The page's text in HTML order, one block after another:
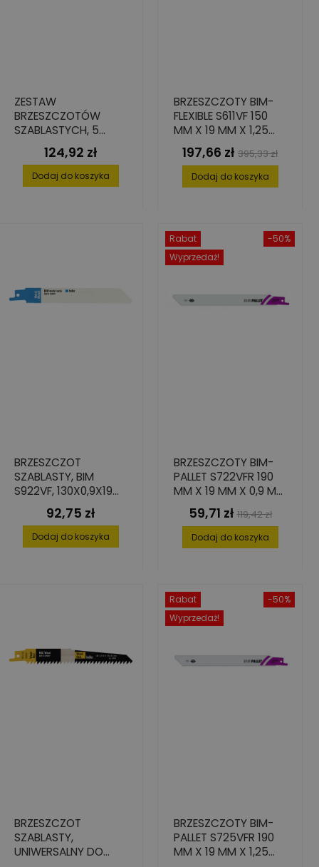
ZESTAW
BRZESZCZOTÓW
SZABLASTYCH, 5
ELEMENTÓW, HCS, BIM
Cena
124,92 zł
Dodaj do koszyka
BRZESZCZOTY BIM-
FLEXIBLE S611VF 150
MM X 19 MM X 1,25
MM - 25 SZT.
Cena
197,66 zł Cena
podstawowa
395,33 zł
Dodaj do koszyka
BRZESZCZOT
SZABLASTY, BIM
S922VF, 130X0,9X19
(5 SZT.)Cena
92,75 zł
Dodaj do koszyka
-50%
Rabat
Wyprzedaż!
BRZESZCZOTY BIM-
PALLET S722VFR 190
MM X 19 MM X 0,9 MM
- 5 SZT.
Cena
59,71 zł Cena
podstawowa
119,42 zł
Dodaj do koszyka
BRZESZCZOT
SZABLASTY,
UNIWERSALNY DO
-50%
Rabat
Wyprzedaż!
BRZESZCZOTY BIM-
PALLET S725VFR 190
MM X 19 MM X 1,25